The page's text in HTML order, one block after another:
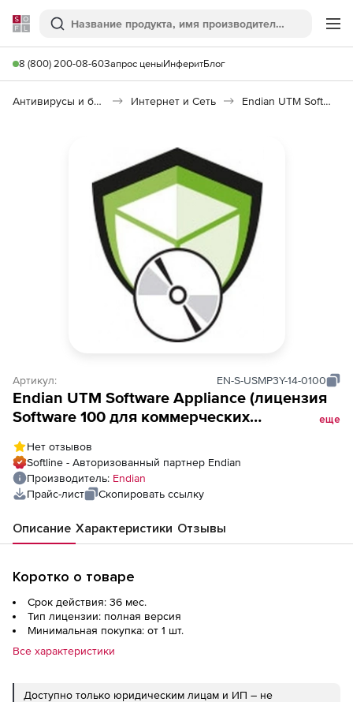
Softline
Поиск
8 (800) 200-08-60Запрос ценыИнферитБлог
Антивирусы и безопасность Интернет и Сеть Endian UTM Software Appliance
Артикул: EN-S-USMP3Y-14-0100
Endian UTM Software Appliance (лицензия
Software 100 для коммерческих
еще
Нет отзывов
Softline - Авторизованный партнер Endian
Производитель: Endian
Прайс-лист
Скопировать ссылку
Описание Характеристики Отзывы
Коротко о товаре
Срок действия: 36 мес.
Тип лицензии: полная версия
Минимальная покупка: от 1 шт.
Все характеристики
Доступно только юридическим лицам и ИП – не